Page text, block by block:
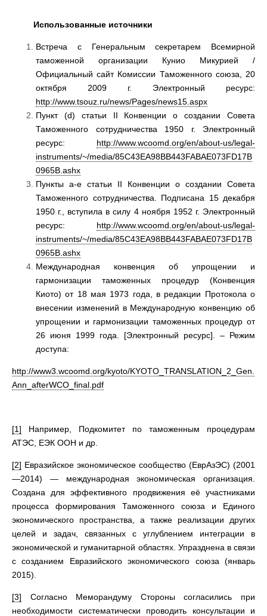
Использованные источники
Встреча с Генеральным секретарем Всемирной
таможенной организации Кунио Микурией /
Официальный сайт Комиссии Таможенного союза, 20
октября 2009 г. Электронный ресурс:
http://www.tsouz.ru/news/Pages/news15.aspx
Пункт (d) статьи II Конвенции о создании Совета
Таможенного сотрудничества 1950 г. Электронный
ресурс: http://www.wcoomd.org/en/about-us/legal-
instruments/~/media/85C43EA98BB443FABAE073FD17B
0965B.ashx
Пункты a-e статьи II Конвенции о создании Совета
Таможенного сотрудничества. Подписана 15 декабря
1950 г., вступила в силу 4 ноября 1952 г. Электронный
ресурс: http://www.wcoomd.org/en/about-us/legal-
instruments/~/media/85C43EA98BB443FABAE073FD17B
0965B.ashx
Международная конвенция об упрощении и
гармонизации таможенных процедур (Конвенция
Киото) от 18 мая 1973 года, в редакции Протокола о
внесении изменений в Международную конвенцию об
упрощении и гармонизации таможенных процедур от
26 июня 1999 года. [Электронный ресурс]. – Режим
доступа:
http://www3.wcoomd.org/kyoto/KYOTO_TRANSLATION_2_Gen.
Ann_afterWCO_final.pdf
[1] Например, Подкомитет по таможенным процедурам
АТЭС, ЕЭК ООН и др.
[2] Евразийское экономическое сообщество (ЕврАзЭС) (2001
—2014) — международная экономическая организация.
Создана для эффективного продвижения её участниками
процесса формирования Таможенного союза и Единого
экономического пространства, а также реализации других
целей и задач, связанных с углублением интеграции в
экономической и гуманитарной областях. Упразднена в связи
с созданием Евразийского экономического союза (январь
2015).
[3] Согласно Меморандуму Стороны согласились при
необходимости систематически проводить консультации и